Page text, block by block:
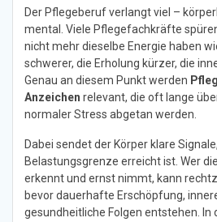
Der Pflegeberuf verlangt viel –
mental. Viele Pflegefachkräfte
nicht mehr dieselbe Energie haben
schwerer, die Erholung kürzer, die
Genau an diesem Punkt werden
Anzeichen relevant, die oft lange
normaler Stress abgetan werden.
Dabei sendet der Körper klare
Belastungsgrenze erreicht ist. Wer
erkennt und ernst nimmt, kann
bevor dauerhafte Erschöpfung,
gesundheitliche Folgen entstehen.